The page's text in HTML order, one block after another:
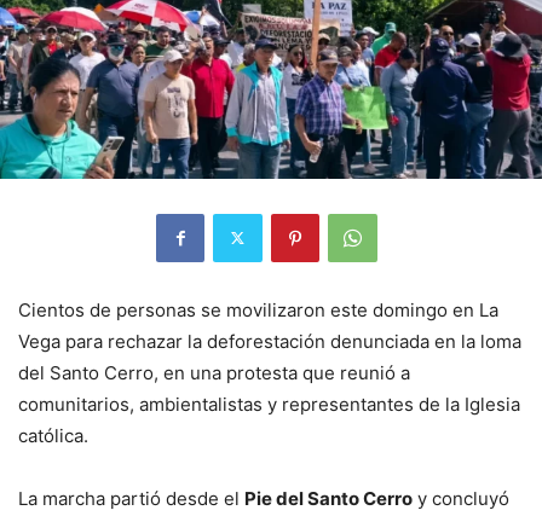
Cientos de personas se movilizaron este domingo en La
Vega para rechazar la deforestación denunciada en la loma
del Santo Cerro, en una protesta que reunió a
comunitarios, ambientalistas y representantes de la Iglesia
católica.
La marcha partió desde el Pie del Santo Cerro y concluyó